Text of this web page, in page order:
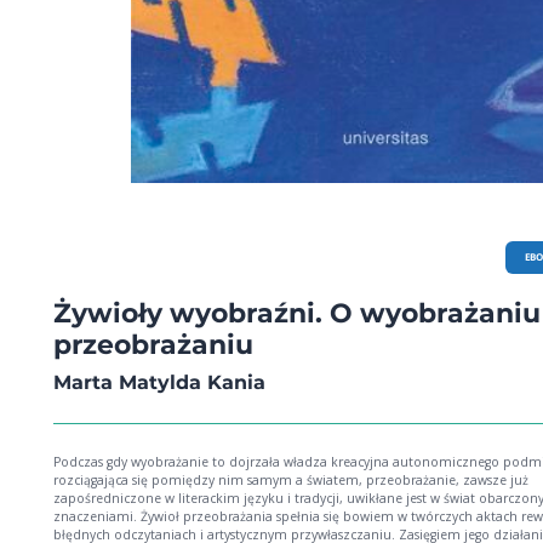
Żywioły wyobraźni. O
przeobrażaniu
Marta Matylda Kania
Podczas gdy wyobrażanie to dojrzała władza kreacyjna autonomicznego
rozciągająca się pomiędzy nim samym a światem, przeobrażanie, zawsze już
zapośredniczone w literackim języku i tradycji, uwikłane jest w świat obarczony
znaczeniami. Żywioł przeobrażania spełnia się bowiem w twórczych aktach
błędnych odczytaniach i artystycznym przywłaszczaniu. Zasięgiem jego